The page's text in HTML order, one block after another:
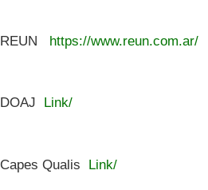
REUN https://www.reun.com.ar/
DOAJ Link/
Capes Qualis Link/